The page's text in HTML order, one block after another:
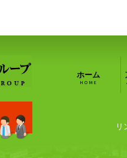
ホーム
HOME
リ